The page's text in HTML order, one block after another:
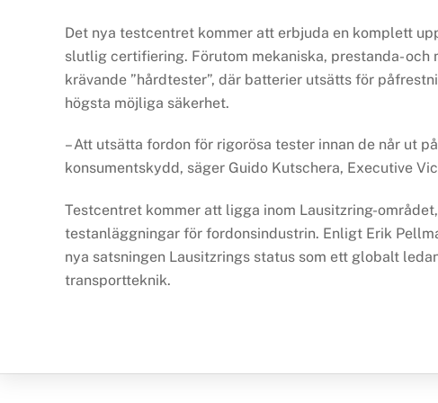
Det nya testcentret kommer att erbjuda en komplett
slutlig certifiering. Förutom mekaniska, prestanda-
krävande ”hårdtester”, där batterier utsätts för
högsta möjliga säkerhet.
– Att utsätta fordon för rigorösa tester innan de når ut
konsumentskydd, säger Guido Kutschera, Executive
Testcentret kommer att ligga inom Lausitzring-
testanläggningar för fordonsindustrin. Enligt Erik
nya satsningen Lausitzrings status som ett globalt
transportteknik.